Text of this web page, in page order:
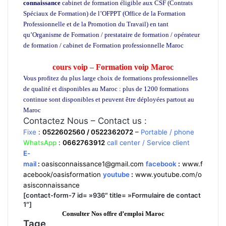
connaissance cabinet de formation éligible aux CSF (Contrats
Spéciaux de Formation) de l’OFPPT (Office de la Formation
Professionnelle et de la Promotion du Travail) en tant
qu’Organisme de Formation / prestataire de formation / opérateur
de formation / cabinet de Formation professionnelle Maroc
cours voip – Formation voip Maroc
Vous profitez du plus large choix de formations professionnelles
de qualité et disponibles au Maroc : plus de 1200 formations
continue sont disponibles et peuvent être déployées partout au
Maroc
Contactez Nous – Contact us :
Fixe : 0522602560 / 0522362072 – Portable / phone
WhatsApp : 0662763912 call center / Service client
E-
mail : oasisconnaissance1@gmail.com facebook : www.f
acebook/oasisformation youtube : www.youtube.com/o
asisconnaissance
[contact-form-7 id= »936″ title= »Formulaire de contact
1″]
Consulter Nos offre d’emploi Maroc